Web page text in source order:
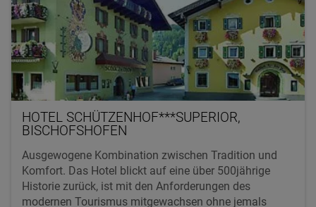
HOTEL SCHÜTZENHOF***SUPERIOR,
BISCHOFSHOFEN
Ausgewogene Kombination zwischen Tradition und
Komfort. Das Hotel blickt auf eine über 500jährige
Historie zurück, ist mit den Anforderungen des
modernen Tourismus mitgewachsen ohne jemals